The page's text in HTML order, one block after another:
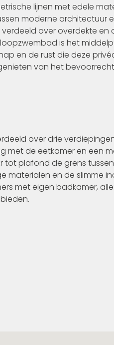
lijnen met edele
moderne architectuur
over overdekte en
is het
en de rust die deze
van het
over drie
met de eetkamer en een
tot plafond de grens
materialen en de slimme
met eigen badkamer,